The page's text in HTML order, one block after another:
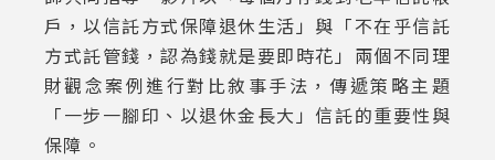
戶，以信託方式保障退休生活」與「不在乎信託
方式託管錢，認為錢就是要即時花」兩個不同理
財觀念案例進行對比敘事手法，傳遞策略主題
「一步一腳印、以退休金長大」信託的重要性與
保障。